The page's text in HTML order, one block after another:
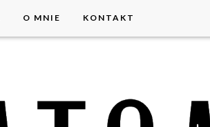
O MNIE KONTAKT